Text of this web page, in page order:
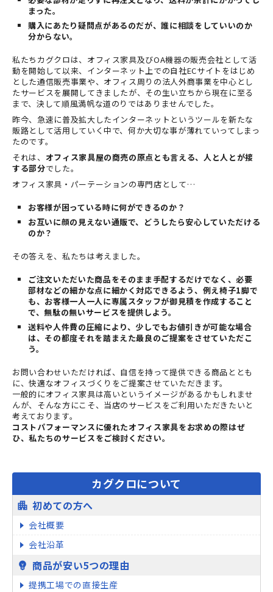
まった。
購入にあたり疑問点があるのだが、誰に相談をしていいのか
分からない。
私たちカグクロは、オフィス家具及びOA機器の販売会社として活
動を開始して以来、インターネット上での自社ECサイトをはじめ
とした通信販売事業や、オフィス周りの法人外商事業を中心とし
たサービスを展開してきましたが、その生い立ちから現在に至る
まで、決して順風満帆な道のりではありませんでした。
昨今、急速に普及拡大したインターネットというツールを新たな
販路として活用していく中で、何か大切な事が薄れていってしまっ
たのです。
それは、 オフィス家具屋の商売の原点とも言える、人と人とが接
する部分でした。
オフィス家具・パーテーションの専門店として…
お客様が困っている時に何ができるのか？
お互いに顔の見えない通販で、どうしたら安心していただける
のか？
その答えを、私たちは考えました。
ご注文いただいた商品をそのまま手配するだけでなく、必要
部材などの細かな点に細かく対応できるよう、例え椅子1脚で
も、お客様一人一人に専属スタッフが御見積を作成すること
で、無駄の無いサービスを提供しよう。
送料や人件費の圧縮により、少しでもお値引きが可能な場合
は、その都度それを踏まえた最良のご提案をさせていただこ
う。
お問い合わせいただければ、自信を持って提供できる商品ととも
に、快適なオフィスづくりをご提案させていただきます。
一般的にオフィス家具は高いというイメージがあるかもしれませ
んが、そんな方にこそ、当店のサービスをご利用いただきたいと
考えております。
コストパフォーマンスに優れたオフィス家具をお求めの際はぜ
ひ、私たちのサービスをご検討ください。
カグクロについて
apartment 初めての方へ
会社概要
会社沿革
emoji_objects 商品が安い5つの理由
提携工場での直接生産